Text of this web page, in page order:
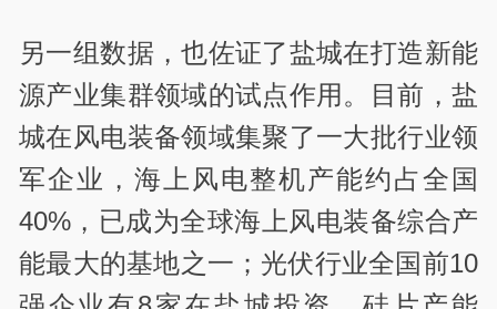
另一组数据，也佐证了盐城在打造新能
源产业集群领域的试点作用。目前，盐
城在风电装备领域集聚了一大批行业领
军企业，海上风电整机产能约占全国
40%，已成为全球海上风电装备综合产
能最大的基地之一；光伏行业全国前10